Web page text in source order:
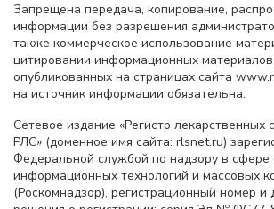
Запрещена передача, копирование,
информации без разрешения
также коммерческое использование
цитировании информационных материалов,
опубликованных на страницах сайта
на источник информации обязательна.
Сетевое издание «Регистр лекарственных
РЛС» (доменное имя сайта: rlsnet.ru)
Федеральной службой по надзору в сфере
информационных технологий и массовых
(Роскомнадзор), регистрационный номер и